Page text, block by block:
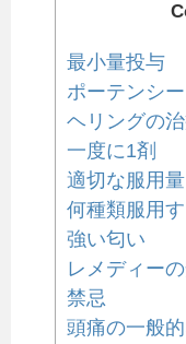
最小量投与
ポーテンシー
ヘリングの
一度に1剤
適切な服用量
何種類服用
強い匂い
レメディー
禁忌
頭痛の一般